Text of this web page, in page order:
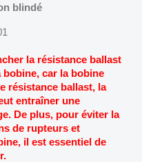
blindé
la résistance ballast
car la bobine
résistance ballast, la
entraîner une
De plus, pour éviter la
de rupteurs et
il est essentiel de